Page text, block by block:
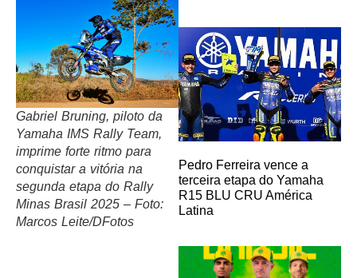
Gabriel Bruning, piloto da
Yamaha IMS Rally Team,
imprime forte ritmo para
conquistar a vitória na
segunda etapa do Rally
Minas Brasil 2025 – Foto:
Marcos Leite/DFotos
Pedro Ferreira vence a
terceira etapa do Yamaha
R15 BLU CRU América
Latina